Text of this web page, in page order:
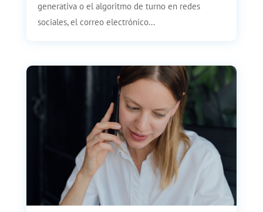
generativa o el algoritmo de turno en redes
sociales, el correo electrónico...